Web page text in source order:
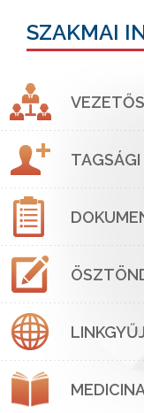
SZAKMAI